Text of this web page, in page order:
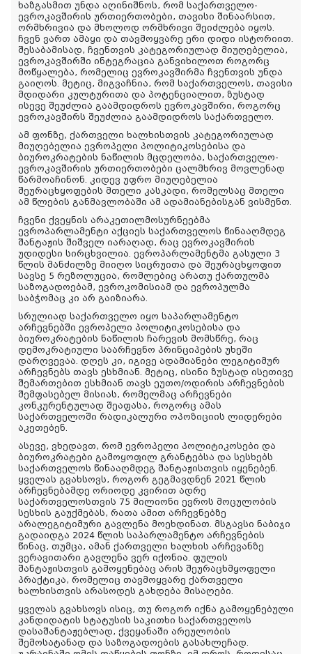
ხაზგასმით უნდა აღინიშნოს, რომ საქართველო-
ევროკავშირის ურთიერთობები, თავისი შინაარსით,
ორმხრივია და მხოლოდ ორმხრივი შეიძლება იყოს.
ჩვენ ვართ ამაყი და თავმოყვარე ერი დიდი ისტორიით.
შესაბამისად, ჩვენთვის კატეგორიულად მიუღებელია,
ევროკავშირში ინტეგრაცია განვიხილოთ როგორც
მოწყალება, რომელიც ევროკავშირმა ჩვენთვის უნდა
გაიღოს. მეტიც, მიგვაჩნია, რომ საქართველოს, თავისი
მდიდარი კულტურითა და პოტენციალით, ზუსტად
ისევე შეუძლია გაამდიდროს ევროკავშირი, როგორც
ევროკავშირს შეუძლია გაამდიდროს საქართველო.
ამ ფონზე, ქართველი ხალხისთვის კატეგორიულად
მიუღებელია ევროპელი პოლიტიკოსებისა და
ბიუროკრატების ნაწილის მცდელობა, საქართველო-
ევროკავშირის ურთიერთობები ცალმხრივ მოვლენად
წარმოაჩინონ. კიდევ უფრო მიუღებელია
შეურაცხყოფების მთელი კასკადი, რომელსაც მთელი
ამ წლების განმავლობაში ამ ადამიანებისგან ვისმენთ.
ჩვენი ქვეყნის არაკეთილმოსურნეებმა
ევროპარლამენტი აქციეს საქართველოს წინააღმდეგ
შანტაჟის შიშველ იარაღად, რაც ევროკავშირის
უდიდესი სირცხვილია. ევროპარლამენტმა გასული 3
წლის მანძილზე მიიღო სიცრუითა და შეურაცხყოფით
სავსე 5 რეზოლუცია, რომლებიც არათუ ქართულმა
საზოგადოებამ, ევროკომისიამ და ევროპულმა
საბჭომაც კი არ გაიზიარა.
სრულიად საქართველო იყო საპარლამენტო
არჩევნებში ევროპელი პოლიტიკოსებისა და
ბიუროკრატების ნაწილის ჩარევის მომსწრე, რაც
დემოკრატიული საარჩევნო პრინციპების უხეში
დარღვევაა. დღეს კი, იგივე ადამიანები ლეგიტიმურ
არჩევნებს თავს ესხმიან. მეტიც, ისინი ზუსტად ისეთივე
შემართებით ესხმიან თავს ეუთო/ოდირის არჩევნების
შემფასებელ მისიას, რომელმაც არჩევნები
კონკურენტულად შეაფასა, როგორც ამას
საქართველოში რადიკალური ოპოზიციის ლიდერები
აკეთებენ.
ასევე, ვხედავთ, რომ ევროპელი პოლიტიკოსები და
ბიუროკრატები გამოყოფილ გრანტებსა და სესხებს
საქართველოს წინააღმდეგ შანტაჟისთვის იყენებენ.
ყველას გვახსოვს, როგორ გეგმავდნენ 2021 წლის
არჩევნებამდე ორიოდე კვირით ადრე
საქართველოსთვის 75 მილიონი ევროს მოცულობის
სესხის გაუქმებას, რათა ამით არჩევნებზე
არალეგიტიმური გავლენა მოეხდინათ. მსგავსი ნაბიჯი
გადაიდგა 2024 წლის საპარლამენტო არჩევნების
წინაც, თუმცა, ამან ქართველი ხალხის არჩევანზე
ვერავითარი გავლენა ვერ იქონია. ფულის
შანტაჟისთვის გამოყენებაც არის შეურაცხმყოფელი
პრაქტიკა, რომელიც თავმოყვარე ქართველი
ხალხისთვის არასოდეს გახდება მისაღები.
ყველას გვახსოვს ისიც, თუ როგორ იქნა გამოყენებული
კანდიდატის სტატუსის საკითხი საქართველოს
დასაშანტაჟებლად, ქვეყანაში არეულობის
შემოსატანად და საზოგადოების გასახლეჩად.